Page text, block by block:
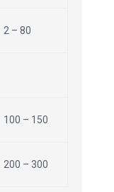
2 – 80
100 – 150
200 – 300